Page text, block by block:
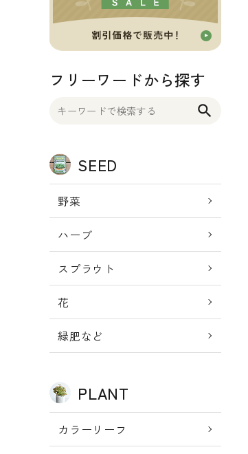
OTHER 雑貨
ご利用ガイド
プライバシーポリシー
特定商取引法について
お問い合わせ
ようこそ ゲスト 様
ログイン
フリーワードから探す
search
SEED
野菜
ハーブ
スプラウト
花
緑肥など
PLANT
カラーリーフ